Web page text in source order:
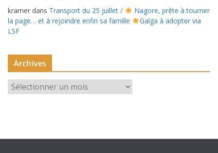
kramer dans Transport du 25 juillet /
Nagore, prête à tourner
la page… et à rejoindre enfin sa famille
Galga à adopter via
LSF
Archives